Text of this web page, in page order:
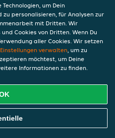
mit mezzo mix,
kuss aus cola
Frauen
inkl. Pfand (0,25 €), 9,34
Bestellen
um Dein
zu personalisieren, für Analysen zur
mit Dritten. Wir
Cookies von Dritten. Wenn Du
aller Cookies. Wir setzen
Einstellungen verwalten, um zu
möchtest, um Deine
Informationen zu finden.